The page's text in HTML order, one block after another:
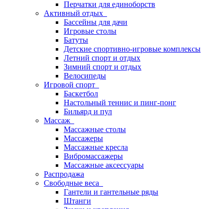
Перчатки для единоборств
Активный отдых
Бассейны для дачи
Игровые столы
Батуты
Детские спортивно-игровые комплексы
Летний спорт и отдых
Зимний спорт и отдых
Велосипеды
Игровой спорт
Баскетбол
Настольный теннис и пинг-понг
Бильярд и пул
Массаж
Массажные столы
Массажеры
Массажные кресла
Вибромассажеры
Массажные аксессуары
Распродажа
Свободные веса
Гантели и гантельные ряды
Штанги